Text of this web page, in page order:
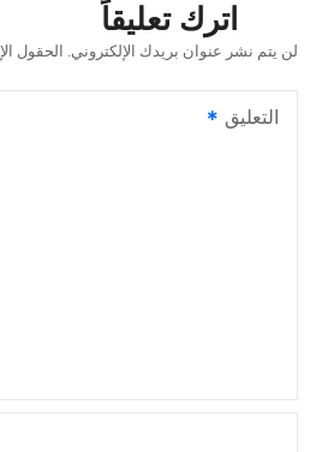
ا
م
اترك تعليقاً
لن يتم نشر عنوان بريدك الإلكتروني. الحقول
التعليق